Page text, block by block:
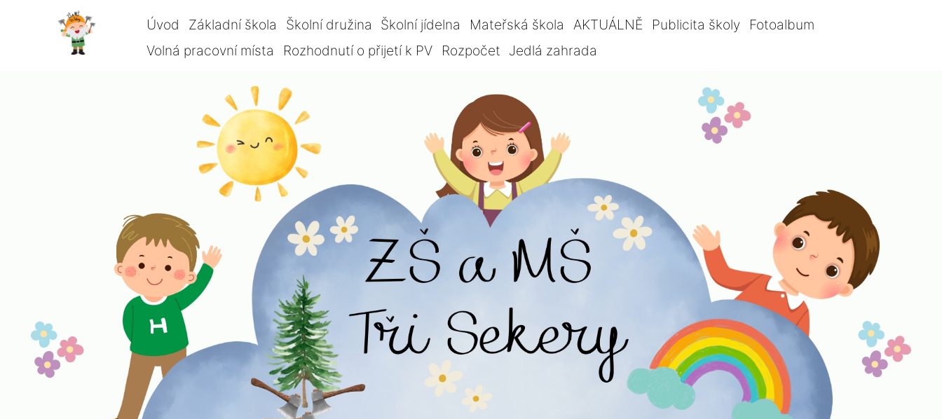
Úvod Základní škola Školní družina Školní jídelna Mateřská škola AKTUÁLNĚ Publicita školy
Fotoalbum
Volná pracovní místa
Rozhodnutí o přijetí k PV Rozpočet Jedlá zahrada